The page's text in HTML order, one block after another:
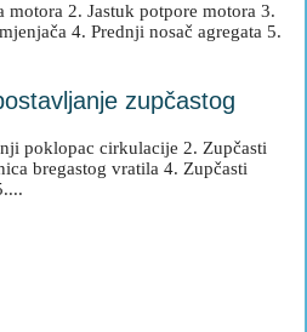
motora 2. Jastuk potpore motora 3.
4. Prednji nosač agregata 5.
zupčastog
poklopac cirkulacije 2. Zupčasti
bregastog vratila 4. Zupčasti